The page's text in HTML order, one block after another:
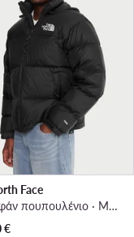
Face
Μπουφάν πουπουλένιο · Μαύρο
€